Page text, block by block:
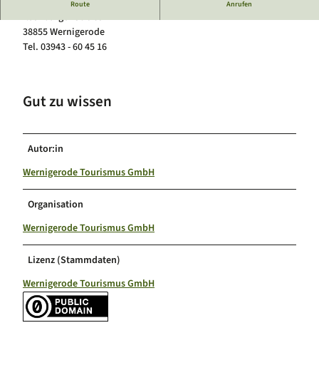
Hundeglück in Schierke
Veranstaltungskalender
Route Anrufen
Ilsenburger Straße 14
38855 Wernigerode
Tel. 03943 - 60 45 16
Gut zu wissen
Autor:in
Wernigerode Tourismus GmbH
Organisation
Wernigerode Tourismus GmbH
Lizenz (Stammdaten)
Wernigerode Tourismus GmbH